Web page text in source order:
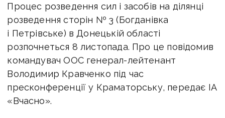
Процес розведення сил і засобів на ділянці
розведення сторін № 3 (Богданівка
і Петрівське) в Донецькій області
розпочнеться 8 листопада. Про це повідомив
командувач ООС генерал-лейтенант
Володимир Кравченко під час
пресконференції у Краматорську, передає ІА
«Вчасно».